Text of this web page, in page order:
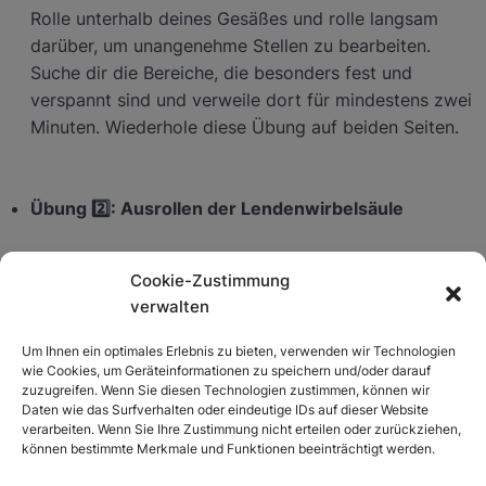
Cookie-Zustimmung
verwalten
Um Ihnen ein optimales Erlebnis zu bieten, verwenden wir Technologien
wie Cookies, um Geräteinformationen zu speichern und/oder darauf
zuzugreifen. Wenn Sie diesen Technologien zustimmen, können wir
Daten wie das Surfverhalten oder eindeutige IDs auf dieser Website
verarbeiten. Wenn Sie Ihre Zustimmung nicht erteilen oder zurückziehen,
können bestimmte Merkmale und Funktionen beeinträchtigt werden.
Mentales Muskeltraining
Hüft-Übungen
Wirbelsäule-Übungen
Knie-Übungen
Tag 5 – 10 Nährstoffe
Tag 5 – 10 Gedankenkraft 0/4
Tag 11 – 20 0/2
Rolle unterhalb deines Gesäßes und rolle langsam
darüber, um unangenehme Stellen zu bearbeiten.
Suche dir die Bereiche, die besonders fest und
verspannt sind und verweile dort für mindestens zwei
Minuten. Wiederhole diese Übung auf beiden Seiten.
Übung 2️⃣: Ausrollen der Lendenwirbelsäule
sie deine Lendenwirbelsäule unterstützt. Rolle
langsam über die Muskulatur in diesem Bereich und
suche auch hier gezielt nach unangenehmen Stellen.
Verweile für mindestens zwei Minuten auf jeder Seite
und achte darauf, dass die Rolle nicht auf den
Knochen drückt.